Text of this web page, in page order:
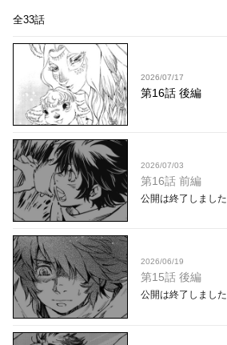
全33話
2026/07/17
第16話 後編
2026/07/03
第16話 前編
公開は終了しました
2026/06/19
第15話 後編
公開は終了しました